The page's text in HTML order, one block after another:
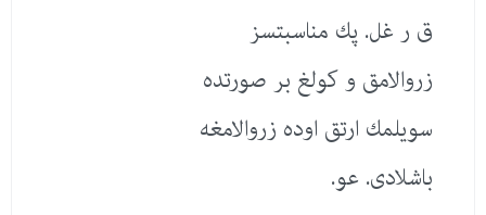
ق ر غل. پك مناسبتسز
زروالامق و كولغ بر صورتده
سویلمك ارتق اوده زروالامغه
باشلادی. عو.